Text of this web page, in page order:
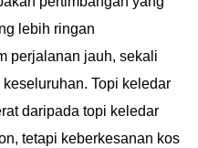
lebih ringan
perjalanan jauh, sekali
Topi keledar
daripada topi keledar
tetapi keberkesanan kos